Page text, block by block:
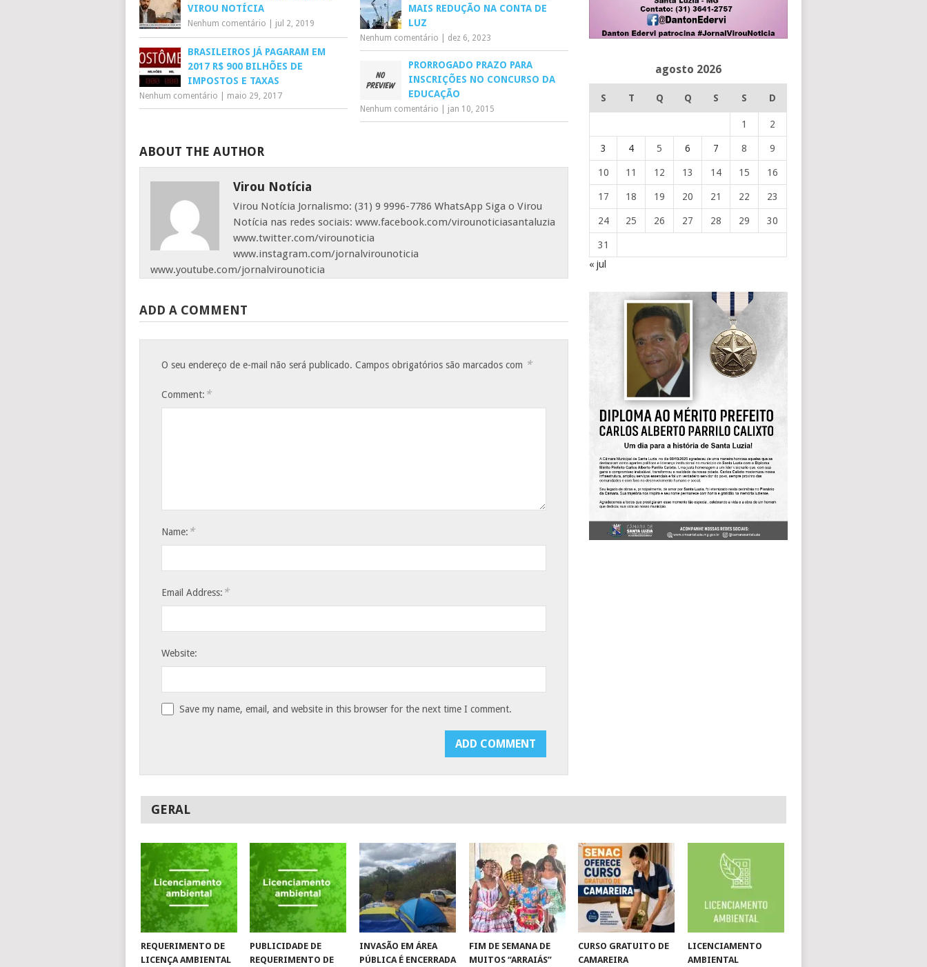
VIROU NOTÍCIA
Nenhum comentário jul 2, 2019
MAIS REDUÇÃO NA CONTA DE
LUZ
Nenhum comentário dez 6, 2023
BRASILEIROS JÁ PAGARAM EM
2017 R$ 900 BILHÕES DE
IMPOSTOS E TAXAS
Nenhum comentário maio 29, 2017
PRORROGADO PRAZO PARA
INSCRIÇÕES NO CONCURSO DA
EDUCAÇÃO
Nenhum comentário jan 10, 2015
ABOUT THE AUTHOR
Virou Notícia
Virou Notícia Jornalismo: (31) 9 9996-7786 WhatsApp Siga o Virou
Notícia nas redes sociais: www.facebook.com/virounoticiasantaluzia
www.twitter.com/virounoticia
www.instagram.com/jornalvirounoticia
www.youtube.com/jornalvirounoticia
ADD A COMMENT
O seu endereço de e-mail não será publicado. Campos obrigatórios são marcados com *
Comment: *
Name: *
Email Address: *
Website:
Save my name, email, and website in this browser for the next time I comment.
agosto 2026
S T Q Q S S D
1 2
3 4 5 6 7 8 9
10 11 12 13 14 15 16
17 18 19 20 21 22 23
24 25 26 27 28 29 30
31
« jul
GERAL
REQUERIMENTO DE
LICENÇA AMBIENTAL
PUBLICIDADE DE
REQUERIMENTO DE
INVASÃO EM ÁREA
PÚBLICA É ENCERRADA
FIM DE SEMANA DE
MUITOS “ARRAIÁS”
CURSO GRATUITO DE
CAMAREIRA
LICENCIAMENTO
AMBIENTAL